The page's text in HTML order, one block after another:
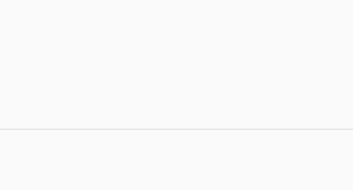
음이 지역사회